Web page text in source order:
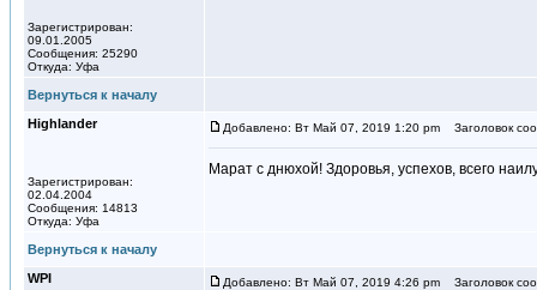
Зарегистрирован:
09.01.2005
Сообщения: 25290
Откуда: Уфа
Вернуться к началу
Highlander
Зарегистрирован:
02.04.2004
Сообщения: 14813
Откуда: Уфа
Добавлено: Вт Май 07, 2019 1:20 pm Заголовок
Марат с днюхой! Здоровья, успехов, всего
Вернуться к началу
WPI
Добавлено: Вт Май 07, 2019 4:26 pm Заголовок